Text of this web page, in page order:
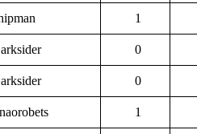
1
0
0
1